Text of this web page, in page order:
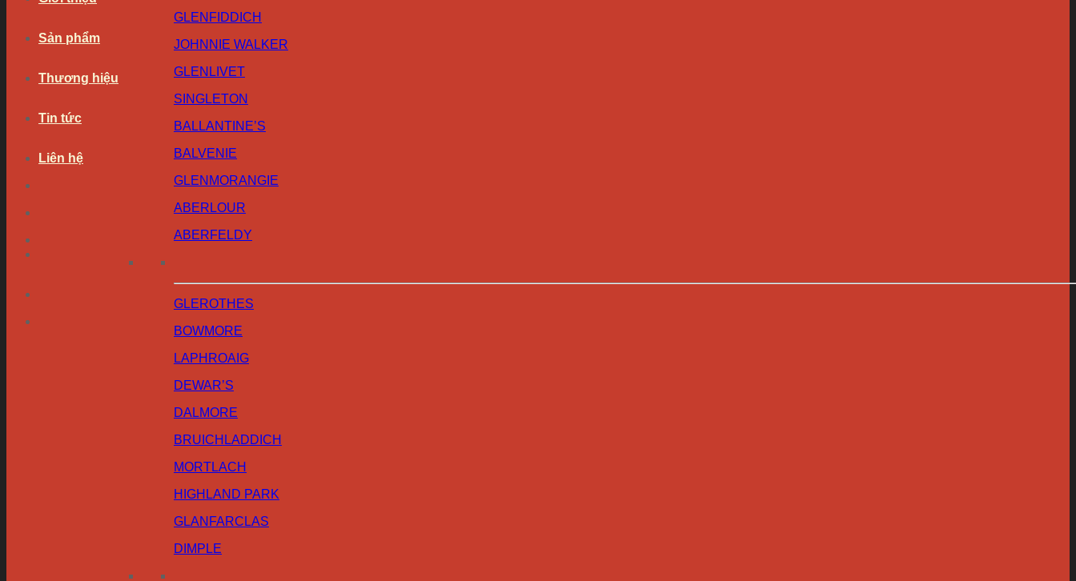
Sản phẩm
Thương hiệu
Tin tức
Liên hệ
GLENFIDDICH
JOHNNIE WALKER
GLENLIVET
SINGLETON
BALLANTINE’S
BALVENIE
GLENMORANGIE
ABERLOUR
ABERFELDY
GLEROTHES
BOWMORE
LAPHROAIG
DEWAR’S
DALMORE
BRUICHLADDICH
MORTLACH
HIGHLAND PARK
GLANFARCLAS
DIMPLE